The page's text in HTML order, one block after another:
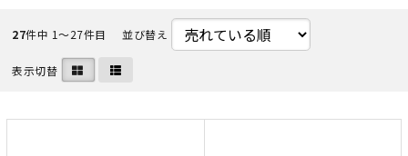
27件中 1〜27件目 並び替え
表示切替